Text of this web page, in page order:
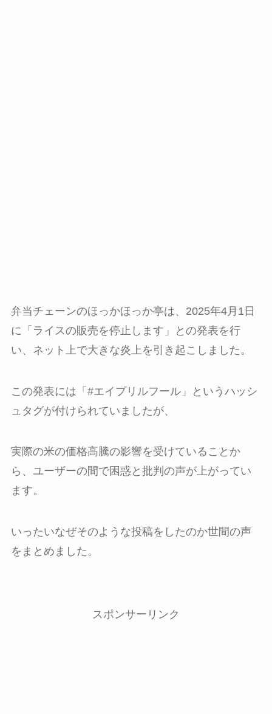
弁当チェーンのほっかほっか亭は、2025年4月1日
に「ライスの販売を停止します」との発表を行
い、ネット上で大きな炎上を引き起こしました。
この発表には「#エイプリルフール」というハッシ
ュタグが付けられていましたが、
実際の米の価格高騰の影響を受けていることか
ら、ユーザーの間で困惑と批判の声が上がってい
ます。
いったいなぜそのような投稿をしたのか世間の声
をまとめました。
スポンサーリンク